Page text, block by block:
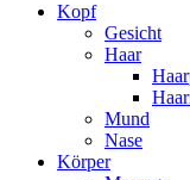
Kopf
Gesicht
Haar
Mund
Nase
Körper